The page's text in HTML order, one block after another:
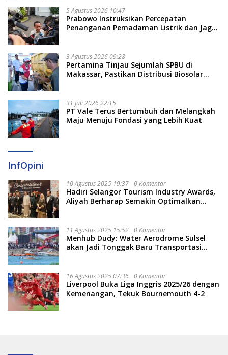
5 Agustus 2026 10:47
Prabowo Instruksikan Percepatan
Penanganan Pemadaman Listrik dan Jaga
3 Agustus 2026 09:28
Pertamina Tinjau Sejumlah SPBU di
Makassar, Pastikan Distribusi Biosolar
31 Juli 2026 22:15
PT Vale Terus Bertumbuh dan Melangkah
Maju Menuju Fondasi yang Lebih Kuat
InfOpini
10 Agustus 2025 19:37 0 Komentar
Hadiri Selangor Tourism Industry Awards,
Aliyah Berharap Semakin Optimalkan
11 Agustus 2025 15:52 0 Komentar
Menhub Dudy: Water Aerodrome Sulsel
akan Jadi Tonggak Baru Transportasi
16 Agustus 2025 07:36 0 Komentar
Liverpool Buka Liga Inggris 2025/26 dengan
Kemenangan, Tekuk Bournemouth 4-2